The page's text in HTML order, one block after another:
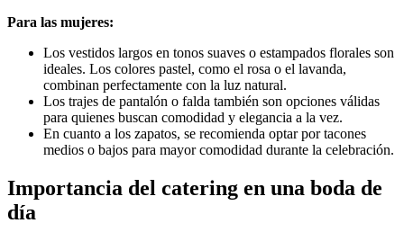
Para las mujeres:
Los vestidos largos en tonos suaves o estampados florales son
ideales. Los colores pastel, como el rosa o el lavanda,
combinan perfectamente con la luz natural.
Los trajes de pantalón o falda también son opciones válidas
para quienes buscan comodidad y elegancia a la vez.
En cuanto a los zapatos, se recomienda optar por tacones
medios o bajos para mayor comodidad durante la celebración.
Importancia del catering en una boda de
día